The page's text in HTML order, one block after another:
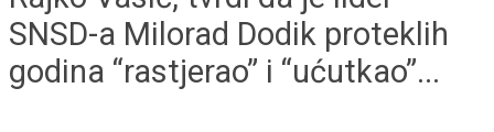
SNSD-a Milorad Dodik proteklih
godina “rastjerao” i “ućutkao”...